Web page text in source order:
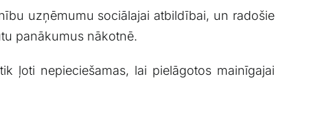
uzņēmumu⁣ sociālajai atbildībai, ⁣un radošie
panākumus nākotnē.
ļoti ​nepieciešamas, lai pielāgotos ⁢mainīgajai​